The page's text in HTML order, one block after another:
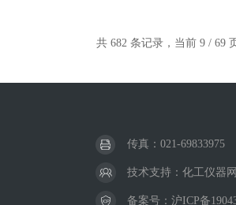
共 682 条记录，当前 9 / 69
传真：021-69833975
技术支持： 化工仪器网
备案号： 沪ICP备